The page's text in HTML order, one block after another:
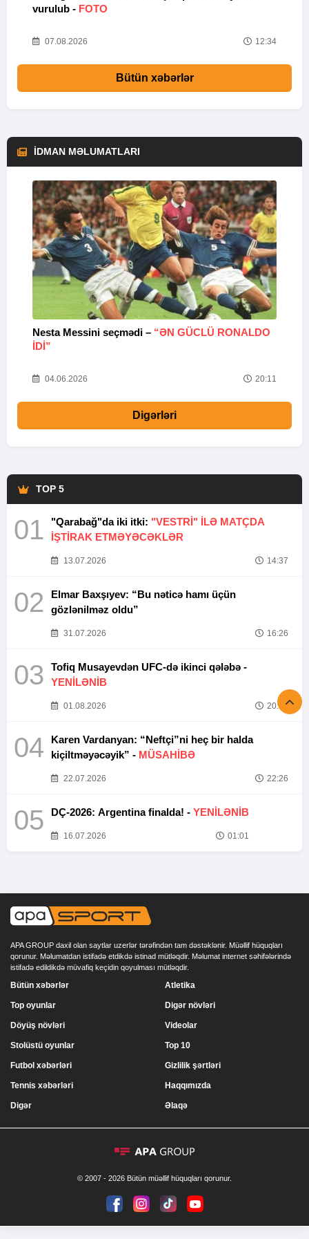
vurulub - FOTO
07.08.2026 12:34
Bütün xəbərlər
İDMAN MƏLUMATLARI
Nesta Messini seçmədi – “ƏN GÜCLÜ RONALDO
IDI”
04.06.2026 20:11
Digərləri
TOP 5
01 "Qarabağ"da iki itki: "VESTRİ" İLƏ MATÇDA
İŞTİRAK ETMƏYƏCƏKLƏR
13.07.2026 14:37
02
Elmar Baxşıyev: “Bu nəticə hamı üçün
gözlənilməz oldu”
31.07.2026 16:26
03
Tofiq Musayevdən UFC-də ikinci qələbə -
YENİLƏNİB
01.08.2026 20:52
04
Karen Vardanyan: “Neftçi”ni heç bir halda
kiçiltməyəcəyik” - MÜSAHİBƏ
22.07.2026 22:26
05 DÇ-2026: Argentina finalda! - YENİLƏNİB
16.07.2026 01:01
APA GROUP daxil olan saytlar uzerlər tərəfindən tam dəstəklənir. Müəllif hüquqları
qorunur. Məlumatdan istifadə etdikdə istinad mütləqdir. Məlumat internet səhifələrində
istifadə edildikdə müvafiq keçidin qoyulması mütləqdir.
Bütün xəbərlər
Top oyunlar
Döyüş növləri
Stolüstü oyunlar
Atletika
Digər növləri
Videolar
Top 10
Futbol xəbərləri
Tennis xəbərləri
Digər
Gizlilik şərtləri
Haqqımızda
Əlaqə
© 2007 - 2026 Bütün müəllif hüquqları qorunur.